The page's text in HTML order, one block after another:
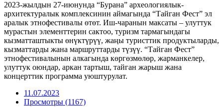
2023-жылдын 27-июнунда “Бурана” археологиялык-
архитектуралык комплексинин аймагында “Тайган Фест” эл
аралык этнофестивалы өтөт. Иш-чаранын максаты – улуттук
мурастын элементтерин сактоо, туризм тармагындагы
кызматташтыкты өнүктүрүү, жаңы туристтик продуктыларды,
кызматтарды жана маршруттарды түзүү. “Тайган Фест”
этнофестивалынын алкагында көргөзмөлөр, жарманкелер,
улуттук оюндар, аркан тартыш, тайган жарыш жана
концерттик программа уюштурулат.
11.07.2023
Просмотры (1167)